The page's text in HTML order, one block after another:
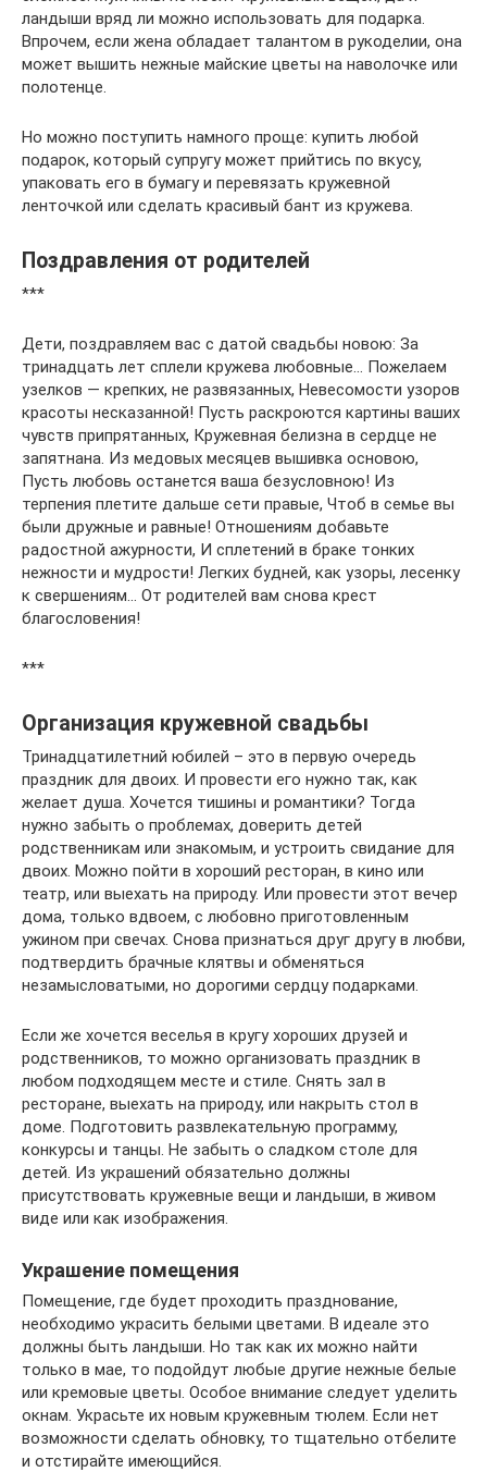
ландыши вряд ли можно использовать для подарка.
Впрочем, если жена обладает талантом в рукоделии, она
может вышить нежные майские цветы на наволочке или
полотенце.
Но можно поступить намного проще: купить любой
подарок, который супругу может прийтись по вкусу,
упаковать его в бумагу и перевязать кружевной
ленточкой или сделать красивый бант из кружева.
Поздравления от родителей
***
Дети, поздравляем вас с датой свадьбы новою: За
тринадцать лет сплели кружева любовные… Пожелаем
узелков — крепких, не развязанных, Невесомости узоров
красоты несказанной! Пусть раскроются картины ваших
чувств припрятанных, Кружевная белизна в сердце не
запятнана. Из медовых месяцев вышивка основою,
Пусть любовь останется ваша безусловною! Из
терпения плетите дальше сети правые, Чтоб в семье вы
были дружные и равные! Отношениям добавьте
радостной ажурности, И сплетений в браке тонких
нежности и мудрости! Легких будней, как узоры, лесенку
к свершениям… От родителей вам снова крест
благословения!
***
Организация кружевной свадьбы
Тринадцатилетний юбилей – это в первую очередь
праздник для двоих. И провести его нужно так, как
желает душа. Хочется тишины и романтики? Тогда
нужно забыть о проблемах, доверить детей
родственникам или знакомым, и устроить свидание для
двоих. Можно пойти в хороший ресторан, в кино или
театр, или выехать на природу. Или провести этот вечер
дома, только вдвоем, с любовно приготовленным
ужином при свечах. Снова признаться друг другу в любви,
подтвердить брачные клятвы и обменяться
незамысловатыми, но дорогими сердцу подарками.
Если же хочется веселья в кругу хороших друзей и
родственников, то можно организовать праздник в
любом подходящем месте и стиле. Снять зал в
ресторане, выехать на природу, или накрыть стол в
доме. Подготовить развлекательную программу,
конкурсы и танцы. Не забыть о сладком столе для
детей. Из украшений обязательно должны
присутствовать кружевные вещи и ландыши, в живом
виде или как изображения.
Украшение помещения
Помещение, где будет проходить празднование,
необходимо украсить белыми цветами. В идеале это
должны быть ландыши. Но так как их можно найти
только в мае, то подойдут любые другие нежные белые
или кремовые цветы. Особое внимание следует уделить
окнам. Украсьте их новым кружевным тюлем. Если нет
возможности сделать обновку, то тщательно отбелите
и отстирайте имеющийся.